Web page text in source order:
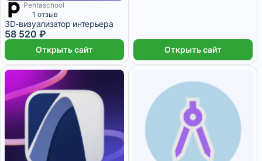
Pentaschool
1 отзыв
3D-визуализатор интерьера
58 520 ₽
Открыть сайт Открыть сайт